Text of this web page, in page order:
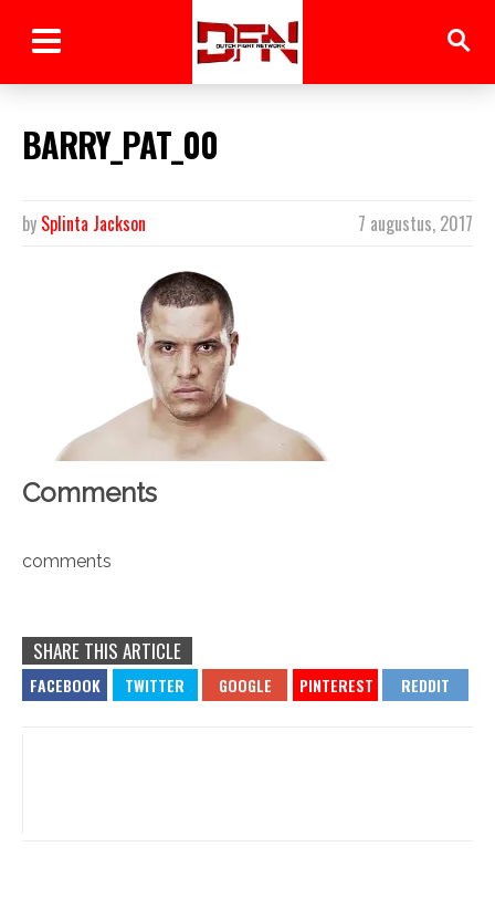
BARRY_PAT_00
7 augustus, 2017
by Splinta Jackson
Comments
comments
SHARE THIS ARTICLE